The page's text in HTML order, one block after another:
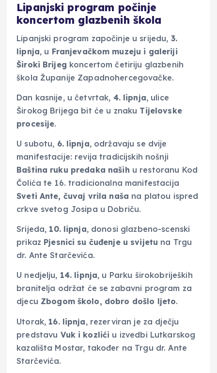
Lipanjski program počinje
koncertom glazbenih škola
Lipanjski program započinje u srijedu, 3.
lipnja, u Franjevačkom muzeju i galeriji
Široki Brijeg koncertom četiriju glazbenih
škola Županije Zapadnohercegovačke.
Dan kasnije, u četvrtak, 4. lipnja, ulice
Širokog Brijega bit će u znaku Tijelovske
procesije.
U subotu, 6. lipnja, održavaju se dvije
manifestacije: revija tradicijskih nošnji
Baština ruku predaka naših u restoranu Kod
Čolića te 16. tradicionalna manifestacija
Sveti Ante, čuvaj vrila naša na platou ispred
crkve svetog Josipa u Dobriču.
Srijeda, 10. lipnja, donosi glazbeno-scenski
prikaz Pjesnici su čuđenje u svijetu na Trgu
dr. Ante Starčevića.
U nedjelju, 14. lipnja, u Parku širokobrijeških
branitelja održat će se zabavni program za
djecu Zbogom školo, dobro došlo ljeto.
Utorak, 16. lipnja, rezerviran je za dječju
predstavu Vuk i kozlići u izvedbi Lutkarskog
kazališta Mostar, također na Trgu dr. Ante
Starčevića.